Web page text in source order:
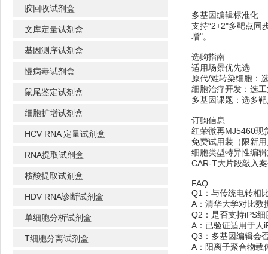
胶回收试剂盒
文库定量试剂盒
基因测序试剂盒
慢病毒试剂盒
鼠尾鉴定试剂盒
细胞扩增试剂盒
HCV RNA 定量试剂盒
RNA提取试剂盒
核酸提取试剂盒
HDV RNA诊断试剂盒
单细胞分析试剂盒
T细胞分离试剂盒
多基因编辑标准化
支持“2+2"多靶点同
增"。
选购指南
适用场景优先选
原代/难转染细胞：
细胞治疗开发：选
多基因课题：选多
订购信息
红荣微再MJ5460现
免费试用装（限新
细胞类型特异性编
CAR-T大片段敲入
FAQ
Q1：与传统电转相
A：清华大学对比数
Q2：是否支持iPS细
A：已验证适用于人
Q3：多基因编辑会
A：阳离子聚合物载